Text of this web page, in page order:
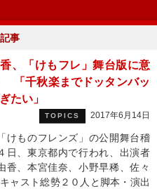
事
、「けもフレ」舞台版に意
「千秋楽までドッタンバッ
たい」
TOPICS 2017年6月14日
けものフレンズ」の公開舞台稽
日、東京都内で行われ、出演者
香、本宮佳奈、小野早稀、佐々
ャスト総勢２０人と脚本・演出